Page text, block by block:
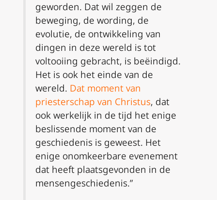
geworden. Dat wil zeggen de
beweging, de wording, de
evolutie, de ontwikkeling van
dingen in deze wereld is tot
voltooiing gebracht, is beëindigd.
Het is ook het einde van de
wereld. Dat moment van
priesterschap van Christus, dat
ook werkelijk in de tijd het enige
beslissende moment van de
geschiedenis is geweest. Het
enige onomkeerbare evenement
dat heeft plaatsgevonden in de
mensengeschiedenis.”